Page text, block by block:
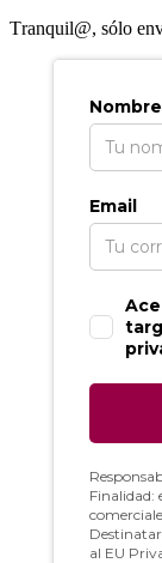
Tranquil@, sólo